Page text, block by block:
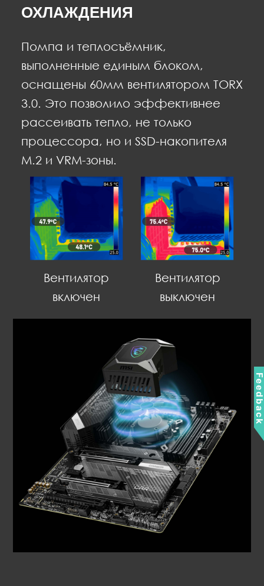
ОХЛАЖДЕНИЯ
Помпа и теплосъёмник,
выполненные единым блоком,
оснащены 60мм вентилятором TORX
3.0. Это позволило эффективнее
рассеивать тепло, не только
процессора, но и SSD-накопителя
M.2 и VRM-зоны.
Вентилятор
включен
Вентилятор
выключен